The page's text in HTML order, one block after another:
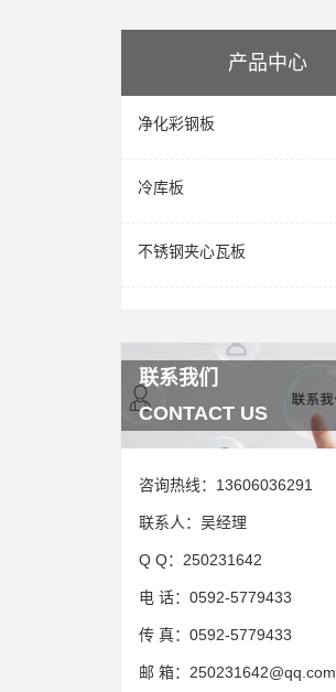
产品中心
净化彩钢板
冷库板
不锈钢夹心瓦板
联系我们
CONTACT US
咨询热线： 13606036291
联系人： 吴经理
Q Q： 250231642
电 话： 0592-5779433
传 真： 0592-5779433
邮 箱： 250231642@qq.com